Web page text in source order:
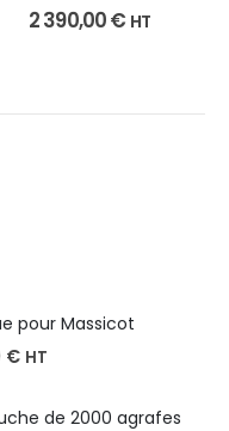
2 390,00€ HT
pour Massicot
€ HT
de 2000 agrafes